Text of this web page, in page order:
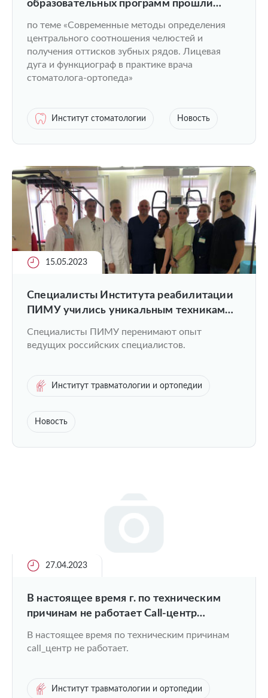
образовательных программ прошли
по теме «Современные методы определения
центрального соотношения челюстей и
получения оттисков зубных рядов. Лицевая
дуга и функциограф в практике врача
стоматолога-ортопеда»
Институт стоматологии Новость
15.05.2023
Специалисты Института реабилитации
ПИМУ учились уникальным техникам
пациентами
Специалисты ПИМУ перенимают опыт
ведущих российских специалистов.
Институт травматологии и ортопедии
Новость
27.04.2023
В настоящее время г. по техническим
причинам не работает Call-центр
В настоящее время по техническим причинам
call_центр не работает.
Институт травматологии и ортопедии